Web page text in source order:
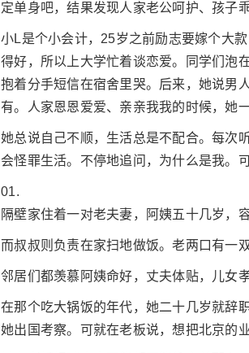
定单身吧，结果发现人家老公呵护、孩子乖
小L是个小会计，25岁之前励志要嫁个大
得好，所以上大学忙着谈恋爱。同学们泡
抱着分手短信在宿舍里哭。后来，她说男
有。人家恩恩爱爱、亲亲我我的时候，她
她总说自己不顺，生活总是不配合。每次
会怪罪生活。不停地追问，为什么是我。
01.
隔壁家住着一对老夫妻，阿姨五十几岁，
而叔叔则负责在家扫地做饭。老两口有一
邻居们都羡慕阿姨命好，丈夫体贴，儿女
在那个吃大锅饭的年代，她二十几岁就辞
她出国考察。可就在老板说，想把北京的